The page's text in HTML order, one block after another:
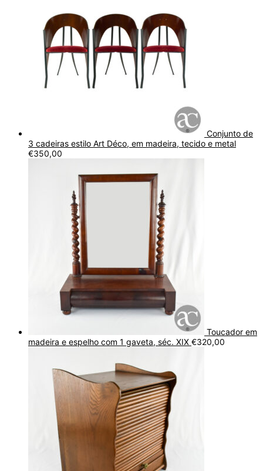
Conjunto de
3 cadeiras estilo Art Déco, em madeira, tecido e metal
€350,00
Toucador em
madeira e espelho com 1 gaveta, séc. XIX €320,00